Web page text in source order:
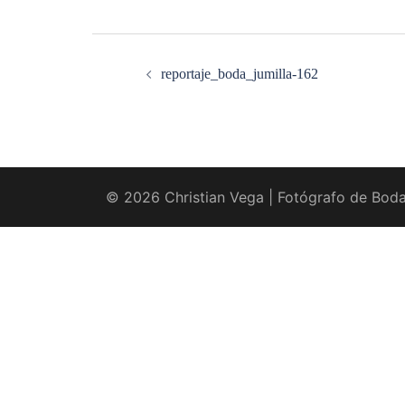
reportaje_boda_jumilla-162
© 2026 Christian Vega | Fotógrafo de